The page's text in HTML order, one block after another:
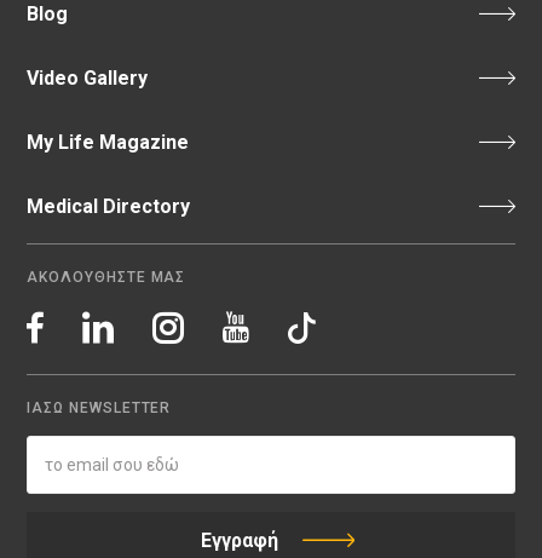
Blog
Video Gallery
My Life Magazine
Medical Directory
ΑΚΟΛΟΥΘΗΣΤΕ ΜΑΣ
ΙΑΣΩ NEWSLETTER
Εγγραφή